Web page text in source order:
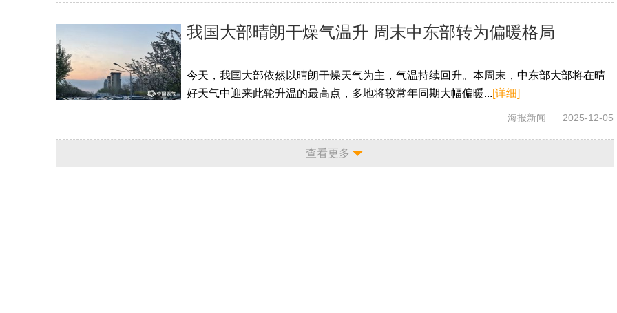
我国大部晴朗干燥气温升 周末中东部转为偏暖格局
今天，我国大部依然以晴朗干燥天气为主，气温持续回升。本周末，中东部大部将在晴
好天气中迎来此轮升温的最高点，多地将较常年同期大幅偏暖...[详细]
海报新闻 2025-12-05
查看更多